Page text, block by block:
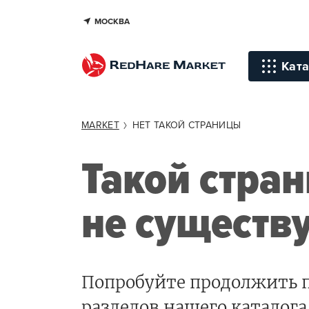
МОСКВА
Уход
MARKET НЕТ ТАКОЙ СТРАНИЦЫ
Такой
не
Попробуйте продолжить